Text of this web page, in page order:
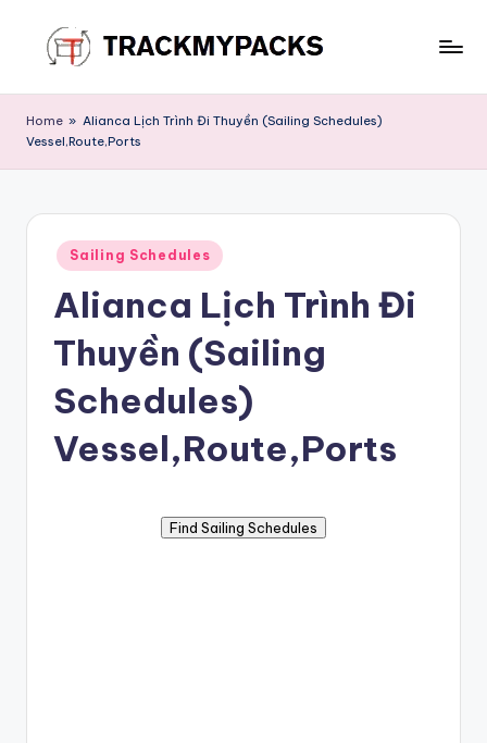
content
r
a
M
P
Home » Alianca Lịch Trình Đi Thuyền (Sailing Schedules)
Vessel,Route,Ports
Posted
in
Sailing Schedules
Alianca Lịch Trình Đi
Thuyền (Sailing
Schedules)
Vessel,Route,Ports